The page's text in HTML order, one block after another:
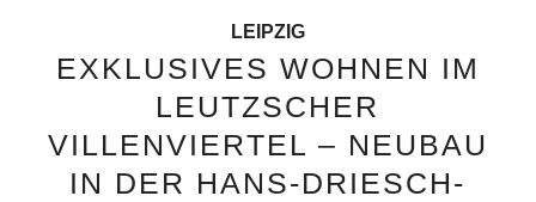
LEIPZIG
EXKLUSIVES WOHNEN IM
LEUTZSCHER
VILLENVIERTEL – NEUBAU
IN DER HANS-DRIESCH-